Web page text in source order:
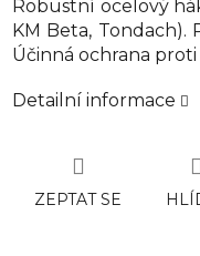
Robustní ocelový
KM Beta, Tondach).
Účinná ochrana
Detailní informace
ZEPTAT SE